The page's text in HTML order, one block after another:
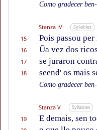
Como gradecer
Stanza IV Syllables
15 Pois passou
16 Ũa vez dos
17 se juraron
18 seend' os mais
Como gradecer
Stanza V Syllables
19 E demais, sen